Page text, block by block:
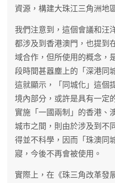
資源，構建大珠江三角洲地
我們注意到，這個會議和汪
都涉及到香港澳門，也提到
域合作，但所使用的概念，
段時間甚囂塵上的「深港同
這就顯示，「同城化」這個
境內部分，或許是具有一定
實施「一國兩制」的香港、
城市之間，則由於涉及到不
得並不科學，因而「珠澳同
寢，今後不再會被使用。
實際上，在《珠三角改革發